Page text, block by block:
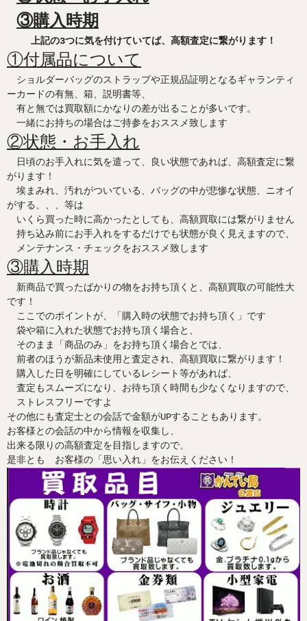
③購入時期
上記の3つに気を付けていてば、高額査定に繋がります！
①付属品について
ショルダーバッグのストラップや正規品証明となるギャランティ
ーカードの有無、箱、説明書等、
有と無では買取額にかなりの差が出ることが多いです。
一緒にお持ちの場合はご持参をおススメ致します
②状態・お手入れ
日頃のお手入れに気を遣って、良い状態であれば、高額査定に繋
がります！
埃まみれ、汚れがついている、バッグの中が悲惨な状態、ニオイ
がする、、、等は
いくら買った時に高かったとしても、高額買取には繋がりません
持ち込み前にお手入れをするだけでも状態が良く見えますので、
メンテナンス・チェックをおススメ致します
③購入時期
新商品で買ったばかりの物をお持ち頂くと、高額買取の可能性大
です！
ここでのポイントが、「購入時の状態でお持ち頂く」です
袋や箱に入れた状態でお持ち頂く場合と、
そのまま「商品のみ」をお持ち頂く場合とでは、
前者のほうが新品未使用と査定され、高額買取に繋がります！
購入した日を明確にしているレシート等があれば、
査定もスムーズになり、お待ち頂く時間も少なくなりますので、
ストレスフリーですよ
その他にも査定士との会話で金額がUPすることもあります。
お客様との会話の中から情報を収集し、
出来る限りの高額査定を目指しますので、
是非とも お客様の「思い入れ」をお伝えください！